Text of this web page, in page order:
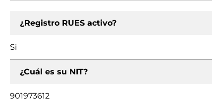
¿Registro RUES activo?
Si
¿Cuál es su NIT?
901973612